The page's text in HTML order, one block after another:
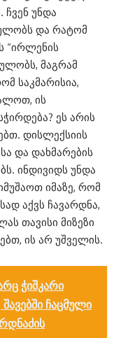
ჩვენ უნდა
და რატომ
“ირლენის
მაგრამ
საკმარისია,
ის
ეს არის
დისლექსიის
და დახმარების
ინდივიდს უნდა
იმაზე, რომ
აქვს ჩავარდნა,
თავისი მიზეზი
ის არ უშველის.
ჭიშკარი
ჩაცმული